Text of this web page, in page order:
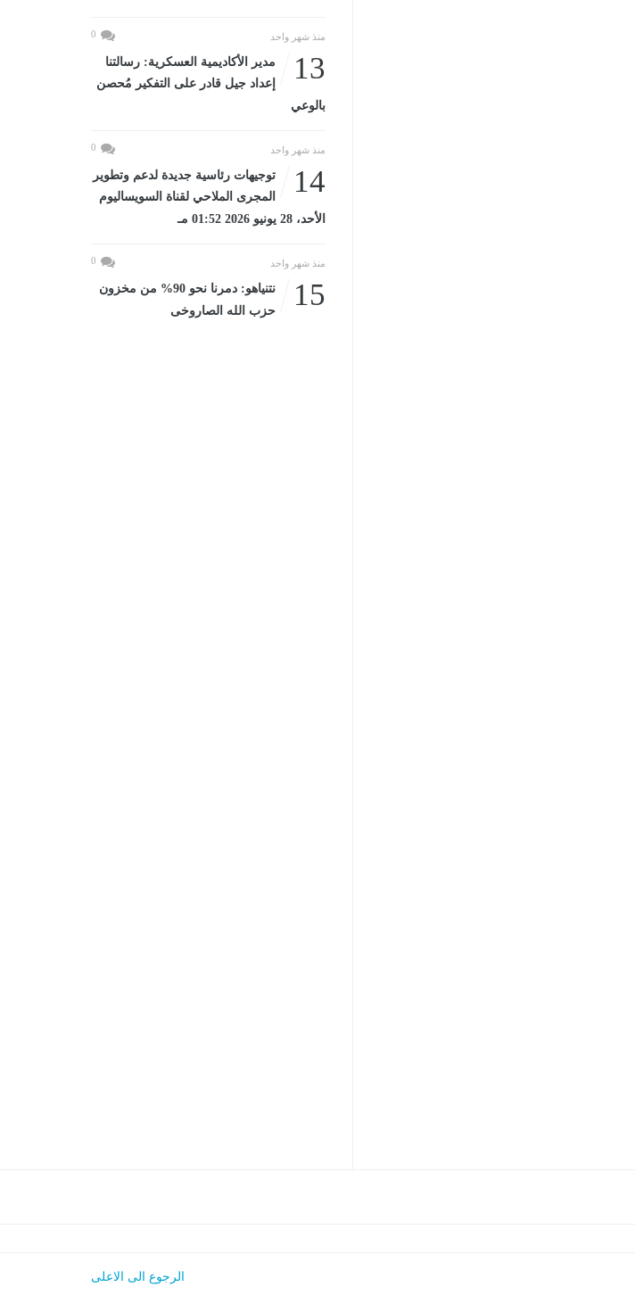
منذ شهر واحد 0
13
مدير الأكاديمية العسكرية: رسالتنا
إعداد جيل قادر على التفكير مُحصن
بالوعي
منذ شهر واحد 0
14
توجيهات رئاسية جديدة لدعم وتطوير
المجرى الملاحي لقناة السويساليوم
الأحد، 28 يونيو 2026 01:52 مـ
منذ شهر واحد 0
15
نتنياهو: دمرنا نحو 90% من مخزون
حزب الله الصاروخى
الرجوع الى الاعلى